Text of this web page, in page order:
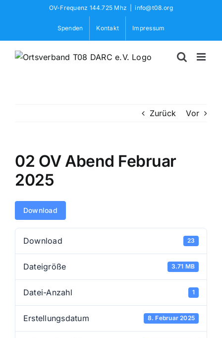
OV-Frequenz 144.725 Mhz info@t08.org
Spenden Kontakt Impressum
Zurück Vor
02 OV Abend Februar
2025
Download
Download 23
Dateigröße 3.71 MB
Datei-Anzahl 1
Erstellungsdatum 8. Februar 2025